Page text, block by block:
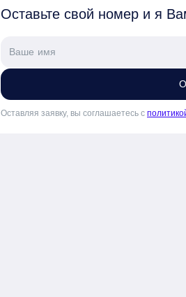
Оставьте свой номер и я
Оставляя заявку, вы соглашаетесь с